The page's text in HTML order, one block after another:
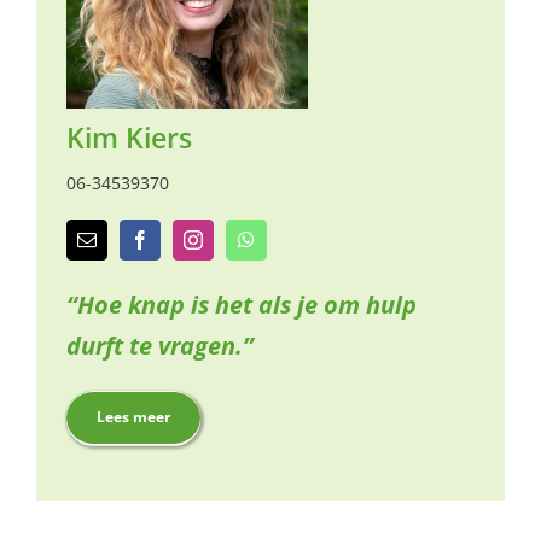
Kim Kiers
06-34539370
“Hoe knap is het als je om hulp
durft te vragen.”
Lees meer